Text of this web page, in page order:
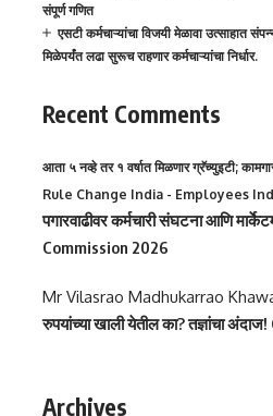
संपूर्ण गणित
एसटी कर्मचाऱ्यांचा विजयी मेळावा उत्साहात
मिळेपर्यंत लढा सुरूच राहणार कर्मचाऱ्यांचा निर्धार.
Recent Comments
आता ५ नव्हे तर १ वर्षात मिळणार ग्रॅच्युइटी;
Rule Change India - Employees
पगारवाढीवर कर्मचारी संघटना आणि
Commission 2026
Mr Vilasrao Madhukarrao
रुपयांच्या खाली येतील का? तज्ञांचा
Archives